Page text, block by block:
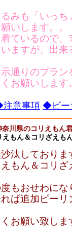
みも「いっ
いします。。
ているので
いますが、出
通りのプラ
お願いします
意事項 ◆ビー
奈川県のコリえもん
えもん＆コリざえも
汰しておりま
えもん＆コリ
もおせわにな
ば追加ピー
お願い致しま